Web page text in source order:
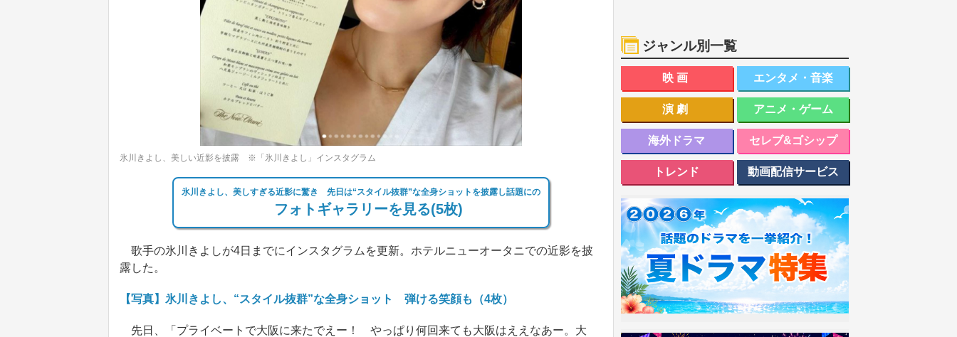
氷川きよし、美しい近影を披露 ※「氷川きよし」インスタグラム
氷川きよし、美しすぎる近影に驚き 先日は“スタイル抜群”な全身ショットを披露し話題にの
フォトギャラリーを見る(5枚)
歌手の氷川きよしが4日までにインスタグラムを更新。ホテルニューオータニでの近影を披
露した。
【写真】氷川きよし、“スタイル抜群”な全身ショット 弾ける笑顔も（4枚）
先日、「プライベートで大阪に来たでえー！ やっぱり何回来ても大阪はええなあー。大
ジャンル別一覧
映画 エンタメ・音楽
演劇 アニメ・ゲーム
海外ドラマ セレブ&ゴシップ
トレンド 動画配信サービス